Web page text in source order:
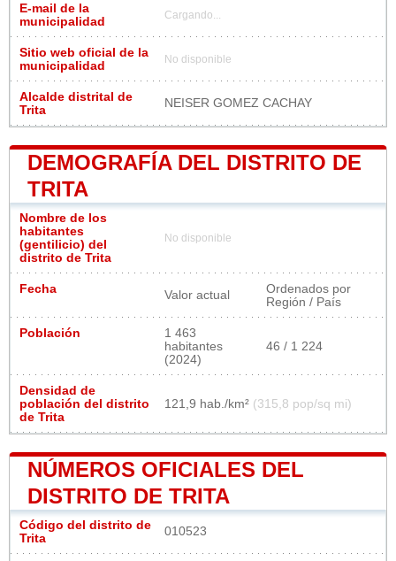
E-mail de la
municipalidad
Cargando...
Sitio web oficial de la
municipalidad
No disponible
Alcalde distrital de
Trita
NEISER GOMEZ CACHAY
DEMOGRAFÍA DEL DISTRITO DE
TRITA
Nombre de los
habitantes
(gentilicio) del
distrito de Trita
No disponible
Fecha Valor actual
Ordenados por
Región / País
Población
1 463
habitantes
(2024)
46 / 1 224
Densidad de
población del distrito
de Trita
121,9 hab./km² (315,8 pop/sq mi)
NÚMEROS OFICIALES DEL
DISTRITO DE TRITA
Código del distrito de
Trita
010523